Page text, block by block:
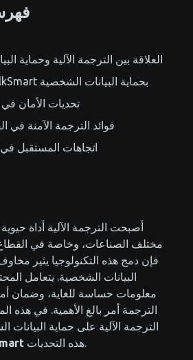
العلاقة بين الترجمة الآلية وحماية
كيف تقوم TalkSmart بحماية البيانات الشخصية
تحديات الأمان في
فوائد الترجمة الآمنة في
اتجاهات المستقبل
أصبحت الترجمة الآلية أداة
مختلف الصناعات، وخاصة في القطاع
فإن دمج هذه التكنولوجيا يثير
البيانات الشخصية. يتعامل
معلومات حساسة للغاية، وضمان
الترجمة أمر بالغ الأهمية. في هذه
الترجمة الآلية على حماية